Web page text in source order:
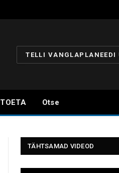
TELLI VANGLAPLANEEDI
TOETA Otse
TÄHTSAMAD VIDEOD